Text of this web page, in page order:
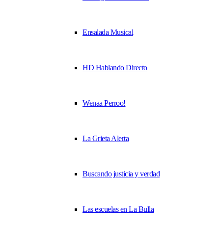
Ensalada Musical
HD Hablando Directo
Wenaa Perroo!
La Grieta Alerta
Buscando justicia y verdad
Las escuelas en La Bulla